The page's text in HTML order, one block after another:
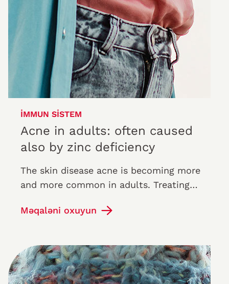
İMMUN SISTEM
Acne in adults: often caused
also by zinc deficiency
The skin disease acne is becoming more
and more common in adults. Treating
many factors, from diet to stress…
Məqaləni oxuyun